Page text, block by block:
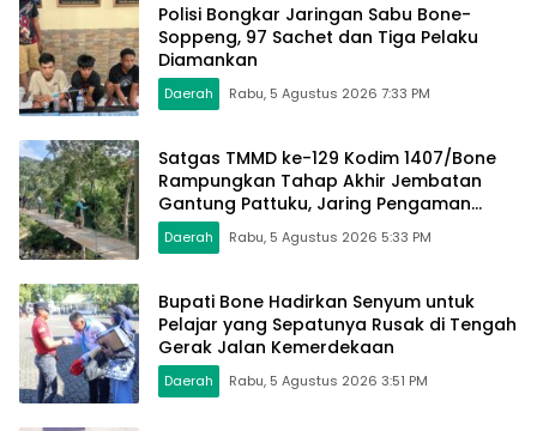
Polisi Bongkar Jaringan Sabu Bone-
Soppeng, 97 Sachet dan Tiga Pelaku
Diamankan
Daerah Rabu, 5 Agustus 2026 7:33 PM
Satgas TMMD ke-129 Kodim 1407/Bone
Rampungkan Tahap Akhir Jembatan
Gantung Pattuku, Jaring Pengaman
Mulai Terpasang
Daerah Rabu, 5 Agustus 2026 5:33 PM
Bupati Bone Hadirkan Senyum untuk
Pelajar yang Sepatunya Rusak di Tengah
Gerak Jalan Kemerdekaan
Daerah Rabu, 5 Agustus 2026 3:51 PM